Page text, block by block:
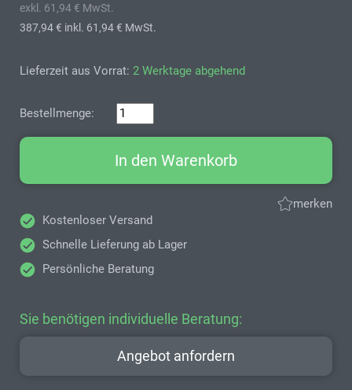
exkl. 61,94 € MwSt.
387,94 € inkl. 61,94 € MwSt.
Lieferzeit aus Vorrat: 2 Werktage abgehend
Bestellmenge:
In den Warenkorb
merken
Kostenloser Versand
Schnelle Lieferung ab Lager
Persönliche Beratung
Sie benötigen individuelle Beratung:
Angebot anfordern